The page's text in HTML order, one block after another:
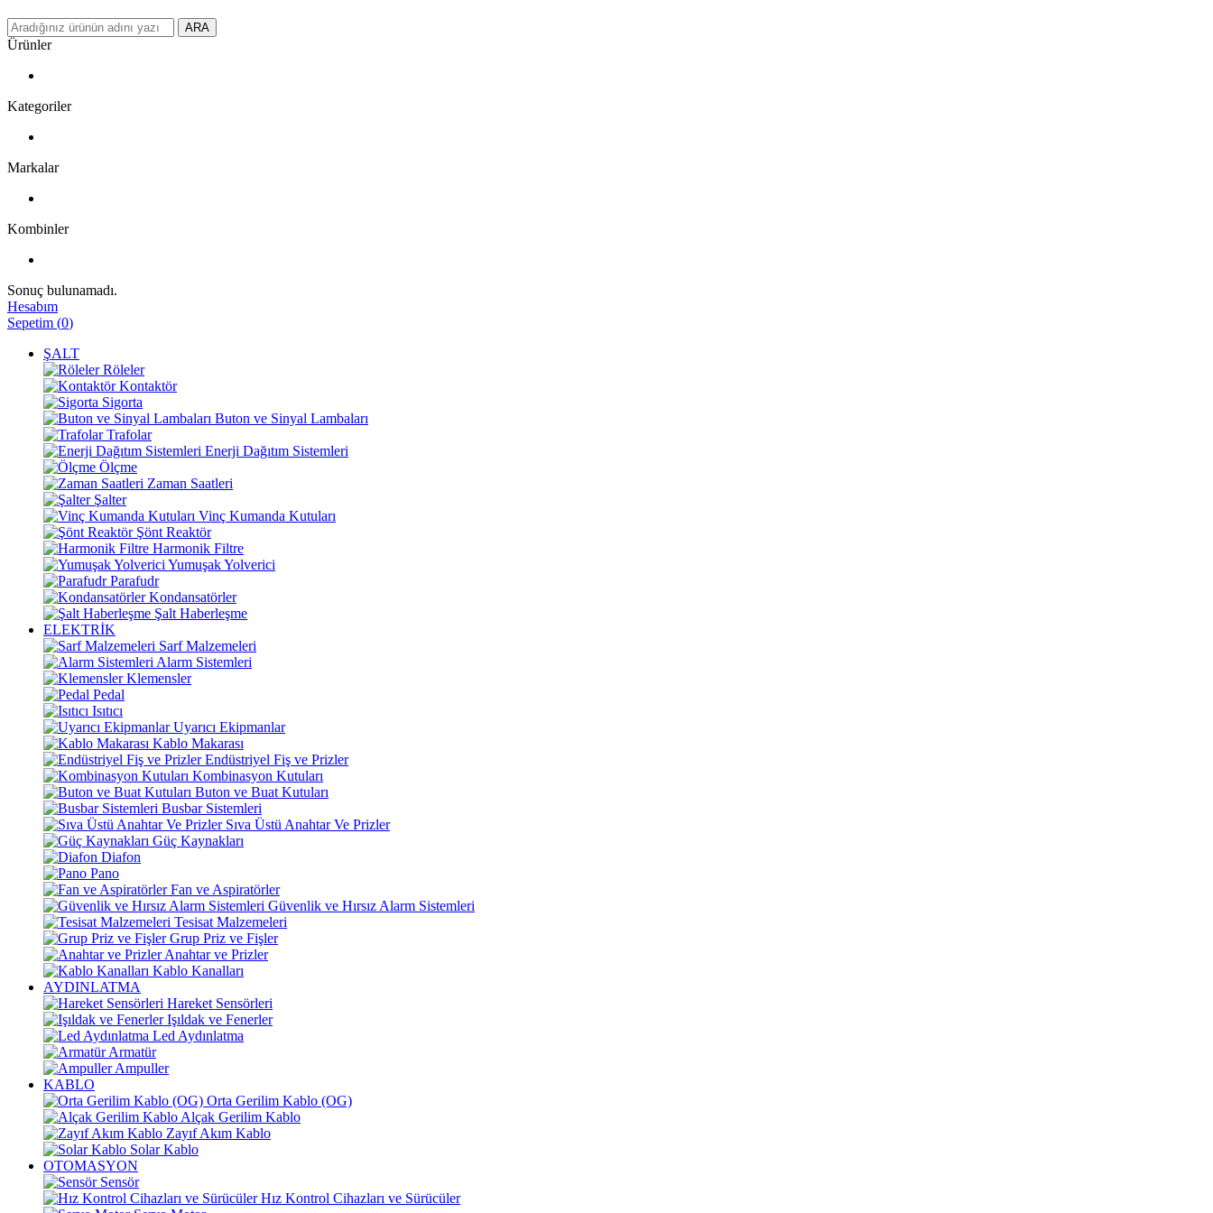
ARA
Ürünler
Kategoriler
Markalar
Kombinler
Sonuç bulunamadı.
Hesabım
Sepetim (0)
ŞALT
Röleler
Kontaktör
Sigorta
Buton ve Sinyal Lambaları
Trafolar
Enerji Dağıtım Sistemleri
Ölçme
Zaman Saatleri
Şalter
Vinç Kumanda Kutuları
Şönt Reaktör
Harmonik Filtre
Yumuşak Yolverici
Parafudr
Kondansatörler
Şalt Haberleşme
ELEKTRİK
Sarf Malzemeleri
Alarm Sistemleri
Klemensler
Pedal
Isıtıcı
Uyarıcı Ekipmanlar
Kablo Makarası
Endüstriyel Fiş ve Prizler
Kombinasyon Kutuları
Buton ve Buat Kutuları
Busbar Sistemleri
Sıva Üstü Anahtar Ve Prizler
Güç Kaynakları
Diafon
Pano
Fan ve Aspiratörler
Güvenlik ve Hırsız Alarm Sistemleri
Tesisat Malzemeleri
Grup Priz ve Fişler
Anahtar ve Prizler
Kablo Kanalları
AYDINLATMA
Hareket Sensörleri
Işıldak ve Fenerler
Led Aydınlatma
Armatür
Ampuller
KABLO
Orta Gerilim Kablo (OG)
Alçak Gerilim Kablo
Zayıf Akım Kablo
Solar Kablo
OTOMASYON
Sensör
Hız Kontrol Cihazları ve Sürücüler